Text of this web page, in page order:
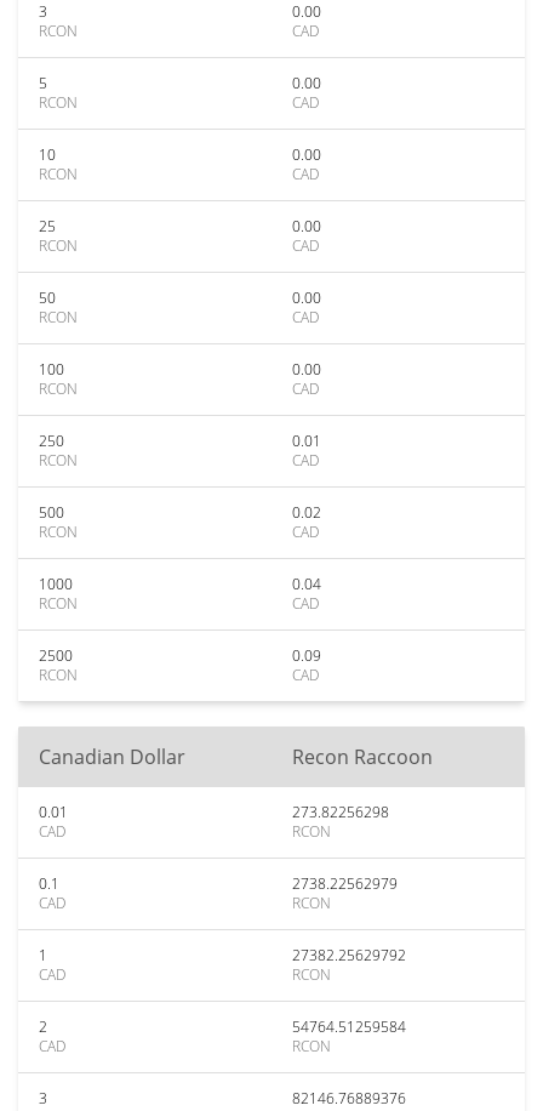
3
RCON
0.00
CAD
5
RCON
0.00
CAD
10
RCON
0.00
CAD
25
RCON
0.00
CAD
50
RCON
0.00
CAD
100
RCON
0.00
CAD
250
RCON
0.01
CAD
500
RCON
0.02
CAD
1000
RCON
0.04
CAD
2500
RCON
0.09
CAD
Canadian Dollar Recon Raccoon
0.01
CAD
273.82256298
RCON
0.1
CAD
2738.22562979
RCON
1
CAD
27382.25629792
RCON
2
CAD
54764.51259584
RCON
3
82146.76889376